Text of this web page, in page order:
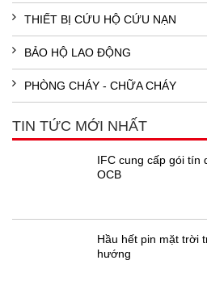
THIẾT BỊ CỨU HỘ CỨU NẠN
BẢO HỘ LAO ĐỘNG
PHÒNG CHÁY - CHỮA CHÁY
TIN TỨC MỚI NHẤT
IFC cung cấp gói tín
OCB
Hầu hết pin mặt trời
hướng